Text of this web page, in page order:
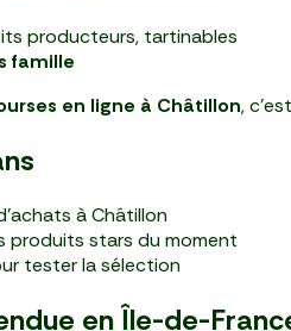
producteurs, tartinables
famille
en ligne à Châtillon,
à Châtillon
produits stars du moment
tester la sélection
en Île-de-